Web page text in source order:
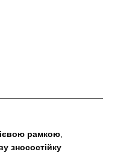
рамкою
зносостійку